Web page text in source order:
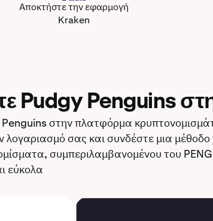
Αποκτήστε την εφαρμογή
Kraken
Pudgy Penguins
στην πλατφόρμα
σας και συνδέστε μια
συμπεριλαμβανομένου του
εύκολα